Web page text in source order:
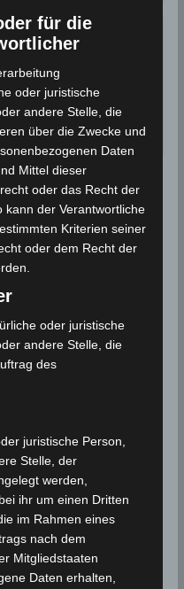
neuer
Grad Celsius wird
Weiterlesen
für die
oder juristische
andere Stelle, die
über die Zwecke und
Daten
Mittel dieser
oder das Recht der
kann der Verantwortliche
Kriterien seiner
oder dem Recht der
oder juristische
andere Stelle, die
des
juristische Person,
Stelle, der
werden,
ihr um einen Dritten
im Rahmen eines
nach dem
Mitgliedstaaten
Daten erhalten,